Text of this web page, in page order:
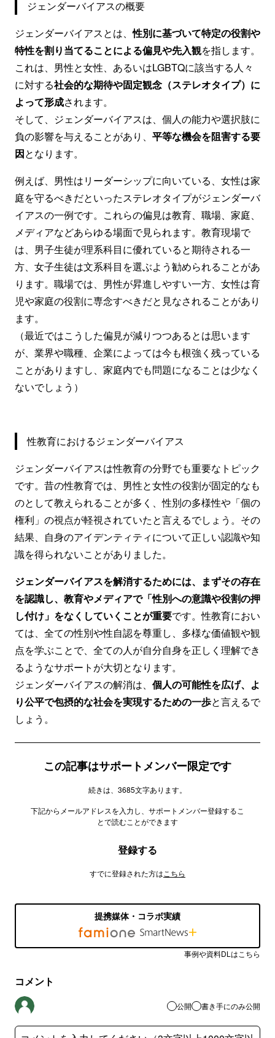
ジェンダーバイアスの概要
ジェンダーバイアスとは、性別に基づいて特定の役割や
特性を割り当てることによる偏見や先入観を指します。
これは、男性と女性、あるいはLGBTQに該当する人々
に対する社会的な期待や固定観念（ステレオタイプ）に
よって形成されます。
そして、ジェンダーバイアスは、個人の能力や選択肢に
負の影響を与えることがあり、 平等な機会を阻害する要
因となります。
例えば、男性はリーダーシップに向いている、女性は家
庭を守るべきだといったステレオタイプがジェンダーバ
イアスの一例です。これらの偏見は教育、職場、家庭、
メディアなどあらゆる場面で見られます。教育現場で
は、男子生徒が理系科目に優れていると期待される一
方、女子生徒は文系科目を選ぶよう勧められることがあ
ります。職場では、男性が昇進しやすい一方、女性は育
児や家庭の役割に専念すべきだと見なされることがあり
ます。
（最近ではこうした偏見が減りつつあるとは思います
が、業界や職種、企業によっては今も根強く残っている
ことがありますし、家庭内でも問題になることは少なく
ないでしょう）
性教育におけるジェンダーバイアス
ジェンダーバイアスは性教育の分野でも重要なトピック
です。昔の性教育では、男性と女性の役割が固定的なも
のとして教えられることが多く、性別の多様性や「個の
権利」の視点が軽視されていたと言えるでしょう。その
結果、自身のアイデンティティについて正しい認識や知
識を得られないことがありました。
ジェンダーバイアスを解消するためには、まずその存在
を認識し、教育やメディアで「性別への意識や役割の押
し付け」をなくしていくことが重要です。性教育におい
ては、全ての性別や性自認を尊重し、多様な価値観や観
点を学ぶことで、全ての人が自分自身を正しく理解でき
るようなサポートが大切となります。
ジェンダーバイアスの解消は、 個人の可能性を広げ、よ
り公平で包摂的な社会を実現するための一歩と言えるで
しょう。
この記事はサポートメンバー限定です
続きは、3685文字あります。
下記からメールアドレスを入力し、サポートメンバー登録するこ
とで読むことができます
登録する
すでに登録された方は こちら
提携媒体・コラボ実績
事例や資料DLはこちら
コメント
公開 書き手にのみ公開